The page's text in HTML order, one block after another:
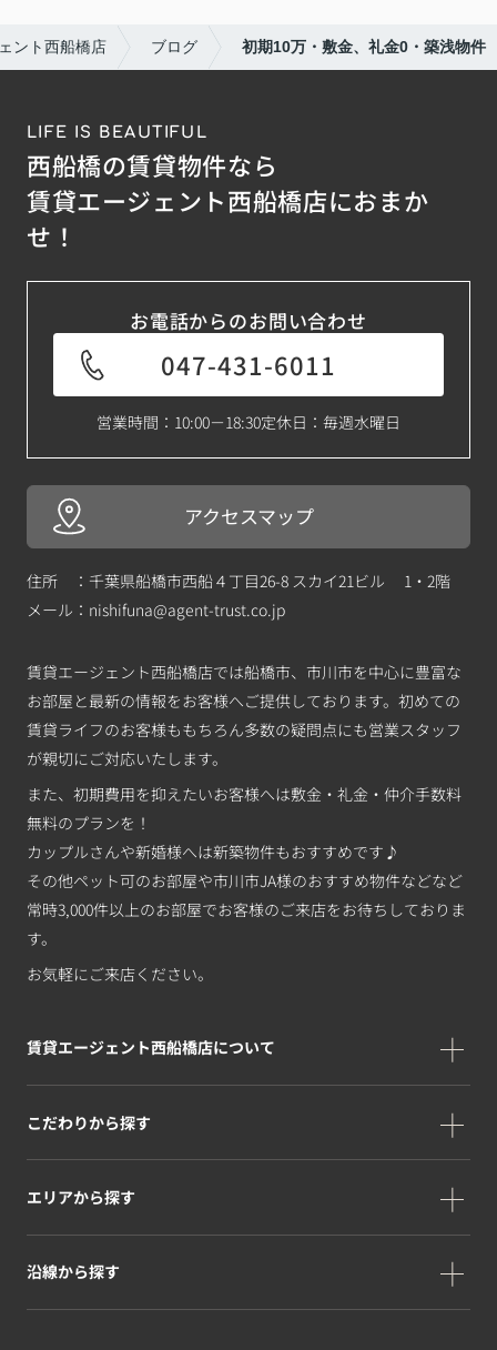
ント西船橋店 ブログ 初期10万・敷金、礼金0・築浅物件
LIFE IS BEAUTIFUL
西船橋の賃貸物件なら
賃貸エージェント西船橋店におまか
せ！
お電話からのお問い合わせ
047-431-6011
営業時間：10:00－18:30定休日：毎週水曜日
アクセスマップ
住所 ：千葉県船橋市西船４丁目26-8 スカイ21ビル 1・2階
メール： nishifuna@agent-trust.co.jp
賃貸エージェント西船橋店では船橋市、市川市を中心に豊富な
お部屋と最新の情報をお客様へご提供しております。初めての
賃貸ライフのお客様ももちろん多数の疑問点にも営業スタッフ
が親切にご対応いたします。
また、初期費用を抑えたいお客様へは敷金・礼金・仲介手数料
無料のプランを！
カップルさんや新婚様へは新築物件もおすすめです♪
その他ペット可のお部屋や市川市JA様のおすすめ物件などなど
常時3,000件以上のお部屋でお客様のご来店をお待ちしておりま
す。
お気軽にご来店ください。
賃貸エージェント西船橋店について
こだわりから探す
エリアから探す
沿線から探す